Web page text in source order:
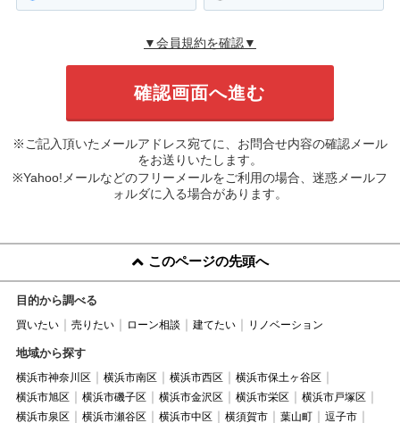
▼会員規約を確認▼
※ご記入頂いたメールアドレス宛てに、お問合せ内容の確認メール
をお送りいたします。
※Yahoo!メールなどのフリーメールをご利用の場合、迷惑メールフ
ォルダに入る場合があります。
このページの先頭へ
目的から調べる
買いたい 売りたい ローン相談 建てたい リノベーション
地域から探す
横浜市神奈川区 横浜市南区 横浜市西区
横浜市保土ヶ谷区
横浜市旭区
横浜市磯子区 横浜市金沢区 横浜市栄区
横浜市戸塚区
横浜市泉区
横浜市瀬谷区 横浜市中区 横須賀市 葉山町
逗子市